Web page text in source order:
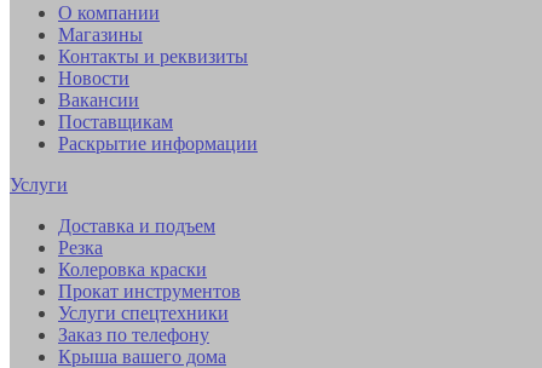
О компании
Магазины
Контакты и реквизиты
Новости
Вакансии
Поставщикам
Раскрытие информации
Услуги
Доставка и подъем
Резка
Колеровка краски
Прокат инструментов
Услуги спецтехники
Заказ по телефону
Крыша вашего дома